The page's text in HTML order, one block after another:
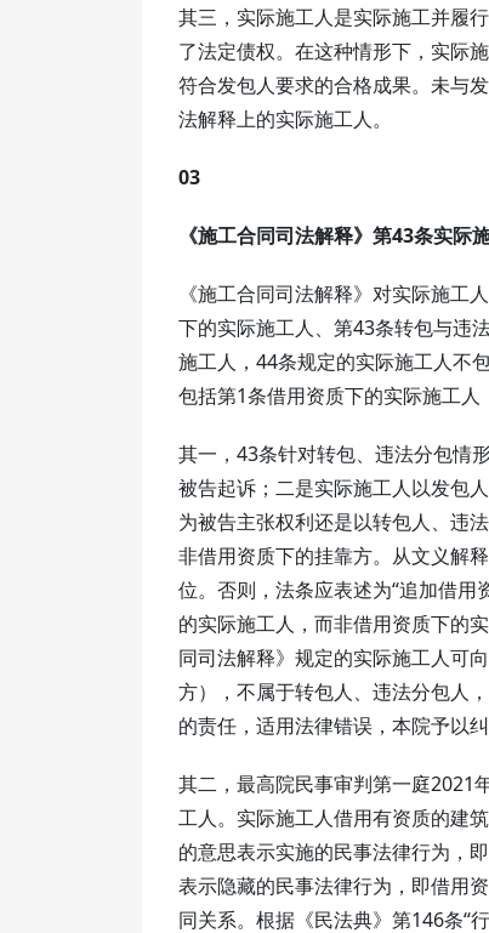
其三，实际施工人是实际施工并履
了法定债权。在这种情形下，实际
符合发包人要求的合格成果。未与
法解释上的实际施工人。
03
《施工合同司法解释》第43条实际
《施工合同司法解释》对实际施工
下的实际施工人、第43条转包与违
施工人，44条规定的实际施工人不
包括第1条借用资质下的实际施工人
其一，43条针对转包、违法分包情
被告起诉；二是实际施工人以发包
为被告主张权利还是以转包人、违
非借用资质下的挂靠方。从文义解
位。否则，法条应表述为“追加借
的实际施工人，而非借用资质下的
同司法解释》规定的实际施工人可
方），不属于转包人、违法分包人
的责任，适用法律错误，本院予以纠
其二，最高院民事审判第一庭2021
工人。实际施工人借用有资质的建
的意思表示实施的民事法律行为，
表示隐藏的民事法律行为，即借用
同关系。根据《民法典》第146条“